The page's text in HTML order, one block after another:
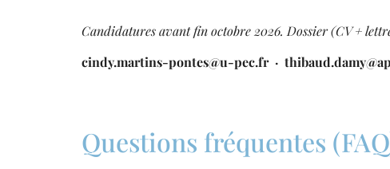
Candidatures avant fin octobre 2026. Dossier (CV +
cindy.martins-pontes@u-pec.fr ·
Questions fréquentes